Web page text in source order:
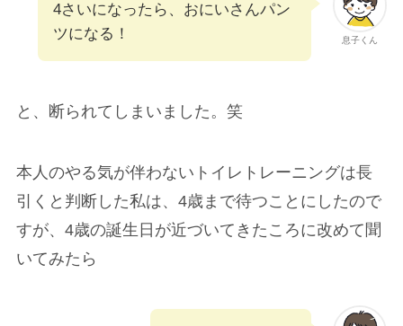
息子くん
4さいになったら、おにいさんパン
ツになる！
と、断られてしまいました。笑
本人のやる気が伴わないトイレトレーニングは長
引くと判断した私は、4歳まで待つことにしたので
すが、4歳の誕生日が近づいてきたころに改めて聞
いてみたら